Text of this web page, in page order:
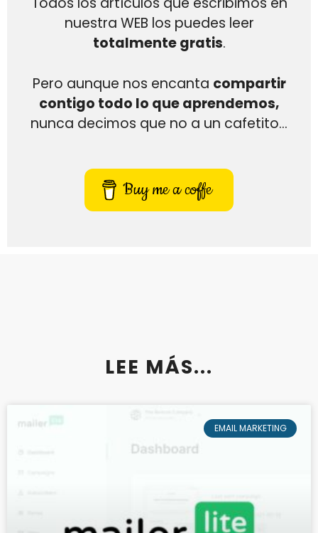
nuestra WEB los puedes leer
totalmente gratis.
Pero aunque nos encanta compartir
contigo todo lo que aprendemos,
nunca decimos que no a un cafetito…
Buy me a coffe
LEE MÁS...
EMAIL MARKETING